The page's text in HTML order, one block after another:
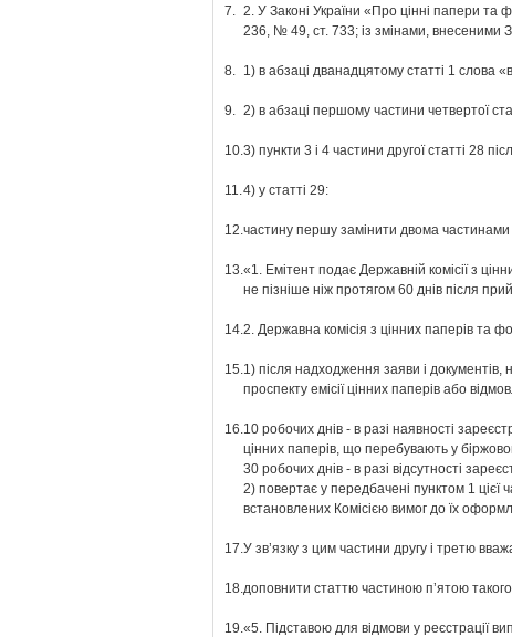
7. 2. У Законі України «Про цінні папери
236, № 49, ст. 733; із змінами, внесеними
8. 1) в абзаці дванадцятому статті 1 слова
9. 2) в абзаці першому частини четвертої
10.3) пункти 3 і 4 частини другої статті 28
11.4) у статті 29:
12.частину першу замінити двома частинами
13.«1. Емітент подає Державній комісії з
не пізніше ніж протягом 60 днів після
14.2. Державна комісія з цінних паперів та
15.1) після надходження заяви і документів,
проспекту емісії цінних паперів або
16.10 робочих днів - в разі наявності
цінних паперів, що перебувають у
30 робочих днів - в разі відсутності
2) повертає у передбачені пунктом 1 цієї
встановлених Комісією вимог до їх
17.У зв’язку з цим частини другу і третю
18.доповнити статтю частиною п’ятою такого
19.«5. Підставою для відмови у реєстрації